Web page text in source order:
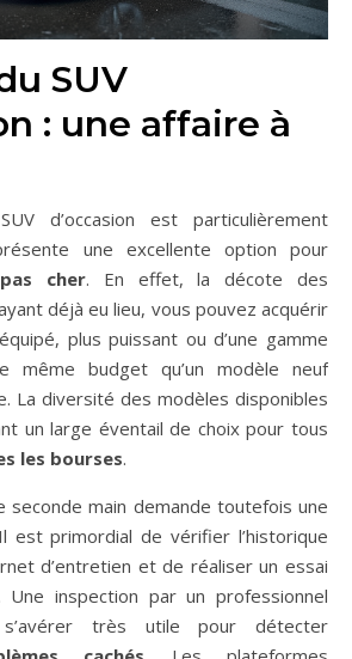
SUV
: une affaire à
d’occasion est particulièrement
une excellente option pour
cher. En effet, la décote des
déjà eu lieu, vous pouvez acquérir
plus puissant ou d’une gamme
même budget qu’un modèle neuf
La diversité des modèles disponibles
un large éventail de choix pour tous
les bourses.
seconde main demande toutefois une
est primordial de vérifier l’historique
d’entretien et de réaliser un essai
Une inspection par un professionnel
très utile pour détecter